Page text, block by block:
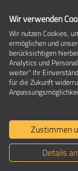
Ein
Wir verwenden
Wir nutzen Cookies,
ermöglichen und
berücksichtigen
Analytics und
weiter" Ihr
für die Zukunft
Zustimmen
Details